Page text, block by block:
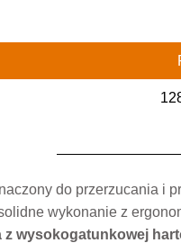
do przerzucania i
wykonanie z
z wysokogatunkowej